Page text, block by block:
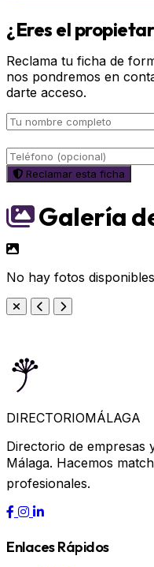
¿Eres el
Reclama tu ficha de
nos pondremos en
darte acceso.
Reclamar esta ficha
Galería
No hay fotos
DIRECTORIOMÁLAGA
Directorio de empresas
Málaga. Hacemos
profesionales.
Enlaces Rápidos